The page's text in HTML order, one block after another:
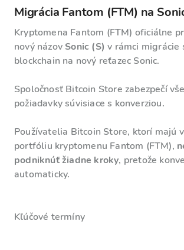
Migrácia Fantom (FTM) na
Kryptomena Fantom (FTM) oficiálne
nový názov Sonic (S) v rámci migrácie
blockchain na nový reťazec Sonic.
Spoločnosť Bitcoin Store zabezpečí
požiadavky súvisiace s konverziou.
Používatelia Bitcoin Store, ktorí majú
portfóliu kryptomenu Fantom (FTM),
podniknúť žiadne kroky, pretože
automaticky.
Kľúčové termíny